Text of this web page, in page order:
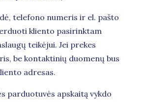
telefono numeris ir el. pašto
kliento pasirinktam
teikėjui. Jei prekes
be kontaktinių duomenų bus
adresas.
parduotuvės apskaitą vykdo